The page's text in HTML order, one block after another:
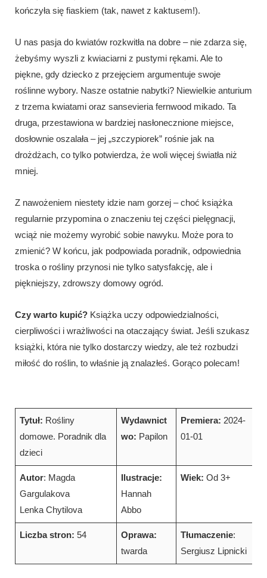
kończyła się fiaskiem (tak, nawet z kaktusem!).
U nas pasja do kwiatów rozkwitła na dobre – nie zdarza się,
żebyśmy wyszli z kwiaciarni z pustymi rękami. Ale to
piękne, gdy dziecko z przejęciem argumentuje swoje
roślinne wybory. Nasze ostatnie nabytki? Niewielkie anturium
z trzema kwiatami oraz sansevieria fernwood mikado. Ta
druga, przestawiona w bardziej nasłonecznione miejsce,
dosłownie oszalała – jej „szczypiorek” rośnie jak na
drożdżach, co tylko potwierdza, że woli więcej światła niż
mniej.
Z nawożeniem niestety idzie nam gorzej – choć książka
regularnie przypomina o znaczeniu tej części pielęgnacji,
wciąż nie możemy wyrobić sobie nawyku. Może pora to
zmienić? W końcu, jak podpowiada poradnik, odpowiednia
troska o rośliny przynosi nie tylko satysfakcję, ale i
piękniejszy, zdrowszy domowy ogród.
Czy warto kupić? Książka uczy odpowiedzialności,
cierpliwości i wrażliwości na otaczający świat. Jeśli szukasz
książki, która nie tylko dostarczy wiedzy, ale też rozbudzi
miłość do roślin, to właśnie ją znalazłeś. Gorąco polecam!
Tytuł: Rośliny
domowe. Poradnik dla
dzieci
Wydawnict
wo: Papilon
Premiera: 2024-
01-01
Autor: Magda
Gargulakova
Lenka Chytilova
Ilustracje:
Hannah
Abbo
Wiek: Od 3+
Liczba stron:54
Oprawa:
twarda
Tłumaczenie:
Sergiusz Lipnicki